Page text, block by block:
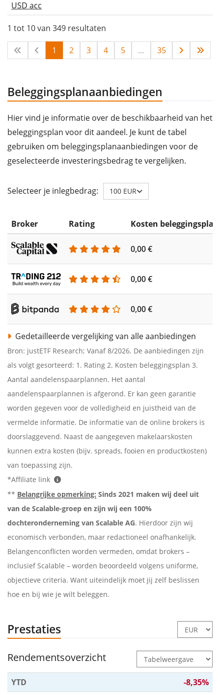
USD acc
1 tot 10 van 349 resultaten
1 2 3 4 5 … 35
Beleggingsplanaanbiedingen
Hier vind je informatie over de beschikbaarheid van het
beleggingsplan voor dit aandeel. Je kunt de tabel
gebruiken om beleggingsplanaanbiedingen voor de
geselecteerde investeringsbedrag te vergelijken.
Selecteer je inlegbedrag: 100 EUR
Broker Rating Kosten beleggingsplan
0,00 €
0,00 €
0,00 €
Gedetailleerde vergelijking van alle aanbiedingen
Bron: justETF Research; Vanaf 8/2026. De aanbiedingen zijn
als volgt gesorteerd: 1. Rating 2. Kosten beleggingsplan 3.
Aantal aandelenspaarplannen. Het aantal
aandelenspaarplannen is afgerond. Er kan geen garantie
worden gegeven voor de volledigheid en juistheid van de
vermelde informatie. De informatie van de online brokers is
doorslaggevend. Naast de aangegeven makelaarskosten
kunnen extra kosten (bijv. spreads, fooien en productkosten)
van toepassing zijn.
*Affiliate link
** Belangrijke opmerking: Sinds 2021 maken wij deel uit
van de Scalable-groep en zijn wij een 100%
dochteronderneming van Scalable AG. Hierdoor zijn wij
economisch verbonden, maar redactioneel onafhankelijk.
Belangenconflicten worden vermeden, omdat brokers –
inclusief Scalable – worden beoordeeld volgens uniforme,
objectieve criteria. Want uiteindelijk moet jij zelf beslissen
hoe en bij wie je wilt beleggen.
Prestaties
Rendementsoverzicht
YTD
-8,35%